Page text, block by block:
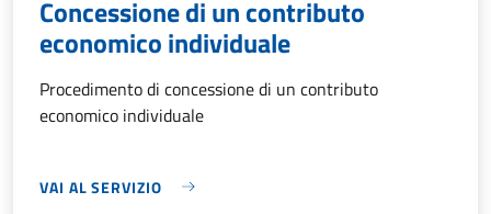
Concessione di un contributo
economico individuale
Procedimento di concessione di un contributo
economico individuale
VAI AL SERVIZIO